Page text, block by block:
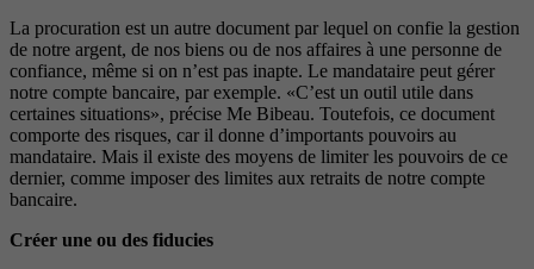
La procuration est un autre document par lequel on confie la gestion
de notre argent, de nos biens ou de nos affaires à une personne de
confiance, même si on n’est pas inapte. Le mandataire peut gérer
notre compte bancaire, par exemple. «C’est un outil utile dans
certaines situations», précise Me Bibeau. Toutefois, ce document
comporte des risques, car il donne d’importants pouvoirs au
mandataire. Mais il existe des moyens de limiter les pouvoirs de ce
dernier, comme imposer des limites aux retraits de notre compte
bancaire.
Créer une ou des fiducies